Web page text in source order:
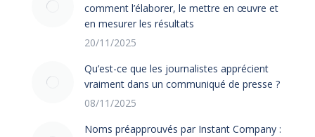
comment l’élaborer, le mettre en œuvre et
en mesurer les résultats
20/11/2025
Qu’est-ce que les journalistes apprécient
vraiment dans un communiqué de presse ?
08/11/2025
Noms préapprouvés par Instant Company :